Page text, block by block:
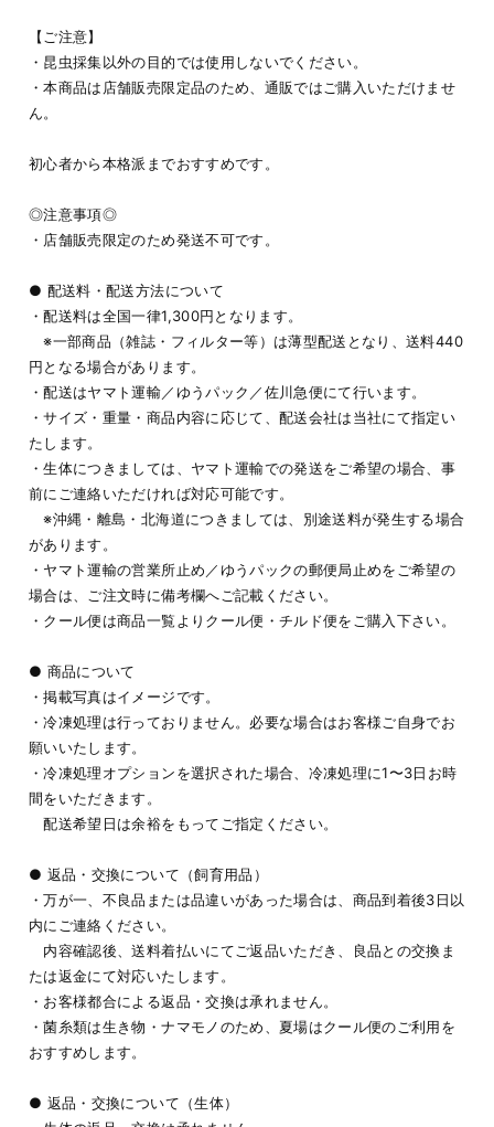
【ご注意】
・昆虫採集以外の目的では使用しないでください。
・本商品は店舗販売限定品のため、通販ではご購入いただけませ
ん。
初心者から本格派までおすすめです。
◎注意事項◎
・店舗販売限定のため発送不可です。
● 配送料・配送方法について
・配送料は全国一律1,300円となります。
※一部商品（雑誌・フィルター等）は薄型配送となり、送料440
円となる場合があります。
・配送はヤマト運輸／ゆうパック／佐川急便にて行います。
・サイズ・重量・商品内容に応じて、配送会社は当社にて指定い
たします。
・生体につきましては、ヤマト運輸での発送をご希望の場合、事
前にご連絡いただければ対応可能です。
※沖縄・離島・北海道につきましては、別途送料が発生する場合
があります。
・ヤマト運輸の営業所止め／ゆうパックの郵便局止めをご希望の
場合は、ご注文時に備考欄へご記載ください。
・クール便は商品一覧よりクール便・チルド便をご購入下さい。
● 商品について
・掲載写真はイメージです。
・冷凍処理は行っておりません。必要な場合はお客様ご自身でお
願いいたします。
・冷凍処理オプションを選択された場合、冷凍処理に1〜3日お時
間をいただきます。
配送希望日は余裕をもってご指定ください。
● 返品・交換について（飼育用品）
・万が一、不良品または品違いがあった場合は、商品到着後3日以
内にご連絡ください。
内容確認後、送料着払いにてご返品いただき、良品との交換ま
たは返金にて対応いたします。
・お客様都合による返品・交換は承れません。
・菌糸類は生き物・ナマモノのため、夏場はクール便のご利用を
おすすめします。
● 返品・交換について（生体）